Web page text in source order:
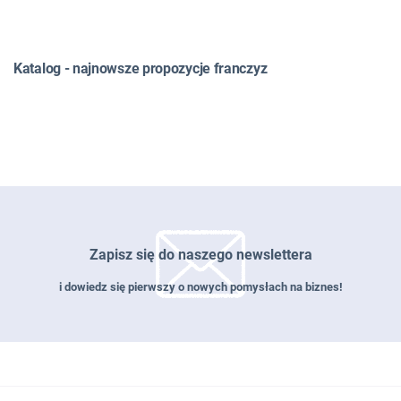
Katalog - najnowsze propozycje franczyz
Zapisz się do naszego newslettera
i dowiedz się pierwszy o nowych pomysłach na biznes!